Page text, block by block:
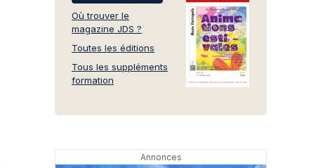
Où trouver le
magazine JDS ?
Toutes les éditions
Tous les suppléments
formation